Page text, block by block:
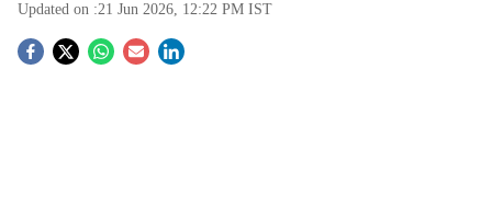
Updated on :21 Jun 2026, 12:22 PM IST
S